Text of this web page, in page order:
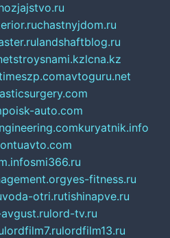
chastnyjdom.ru
landshaftblog.ru
stroysnami.kzlcna.kz
avtoguru.net
poisk-auto.com
kuryatnik.info
smi366.ru
yes-fitness.ru
voda-otri.rutishinapve.ru
lord-tv.ru
lordfilm7.rulordfilm13.ru